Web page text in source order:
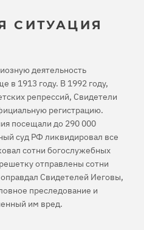
СИТУАЦИЯ
деятельность
в 1913 году. В 1992 году,
репрессий, Свидетели
регистрацию.
посещали до 290 000
суд РФ ликвидировал все
сотни богослужебных
отправлены сотни
Свидетелей Иеговы,
преследование и
им вред.